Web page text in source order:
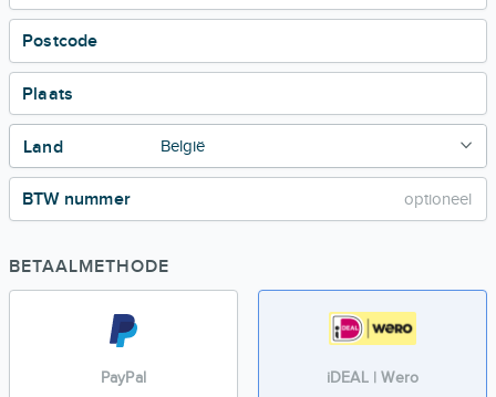
Postcode
Plaats
Land
BTW nummer
BETAALMETHODE
PayPal iDEAL | Wero